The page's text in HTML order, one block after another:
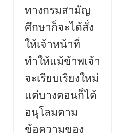
ทางกรมสามัญ
ศึกษาก็จะได้สั่ง
ให้เจ้าหน้าที่
ทำให้แม้ข้าพเจ้า
จะเรียบเรียงใหม่
แต่บางตอนก็ได้
อนุโลมตาม
ข้อความของ